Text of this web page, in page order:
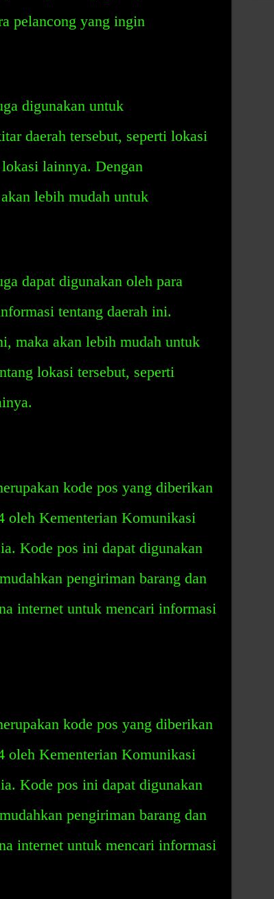
pelancong yang ingin
digunakan untuk
daerah tersebut, seperti lokasi
lainnya. Dengan
lebih mudah untuk
dapat digunakan oleh para
tentang daerah ini.
maka akan lebih mudah untuk
lokasi tersebut, seperti
kode pos yang diberikan
oleh Kementerian Komunikasi
Kode pos ini dapat digunakan
pengiriman barang dan
internet untuk mencari informasi
kode pos yang diberikan
oleh Kementerian Komunikasi
Kode pos ini dapat digunakan
pengiriman barang dan
internet untuk mencari informasi